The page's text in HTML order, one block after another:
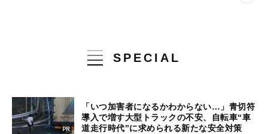
SPECIAL
「いつ加害者になるかわからない…」青切符
導入で増す大型トラックの不安、自転車“車
道走行時代”に求められる新たな安全対策